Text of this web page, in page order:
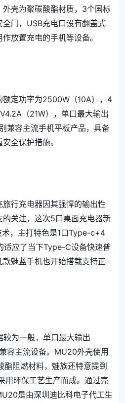
壳为聚碳酸酯材质，3个国标
门，USB充电口设有翻盖式
放置充电的手机等设备。
额定功率为2500W（10A），4
（21W），单口最大输出
兼容主流手机平板产品，具备
全保护措施。
行充电器因其强悍的输出性
关注，这次5口桌面充电器新
，主打特色是1口Type-c+4
适应了当下Type-C设备快速普
魅蓝手机也开始搭载支持正
为一般，单口最大输出
容主流设备。MU20外壳使用
阻燃材料，魅族还特意提到
用环保工艺生产而成。通过壳
是由深圳迪比科电子代工生